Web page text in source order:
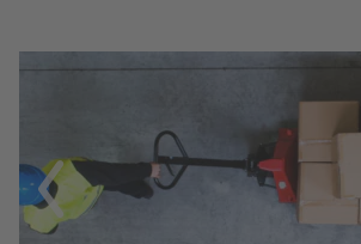
Previous